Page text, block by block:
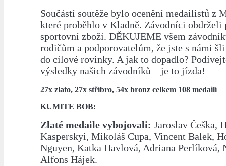
Součástí soutěže bylo ocenění medailistů z
které proběhlo v Kladně. Závodníci obdrželi
sportovní zboží. DĚKUJEME všem
rodičům a podporovatelům, že jste s námi
do cílové rovinky. A jak to dopadlo?
výsledky našich závodníků – je to jízda!
27x zlato, 27x stříbro, 54x bronz celkem 108 medailí
KUMITE BOB:
Zlaté medaile vybojovali: Jaroslav Češka,
Kasperskyi, Mikoláš Cupa, Vincent Balek,
Nguyen, Katka Havlová, Adriana Perlíková,
Alfons Hájek.